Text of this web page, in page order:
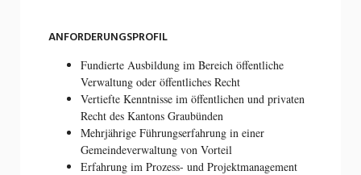
ANFORDERUNGSPROFIL
Fundierte Ausbildung im Bereich öffentliche
Verwaltung oder öffentliches Recht
Vertiefte Kenntnisse im öffentlichen und privaten
Recht des Kantons Graubünden
Mehrjährige Führungserfahrung in einer
Gemeindeverwaltung von Vorteil
Erfahrung im Prozess- und Projektmanagement